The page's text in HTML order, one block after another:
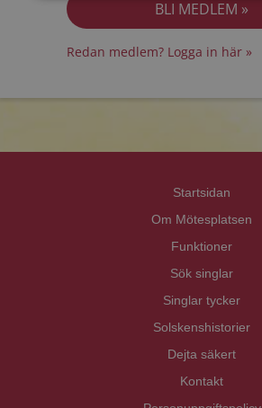
Redan medlem? Logga in här »
Startsidan
Om Mötesplatsen
Funktioner
Sök singlar
Singlar tycker
Solskenshistorier
Dejta säkert
Kontakt